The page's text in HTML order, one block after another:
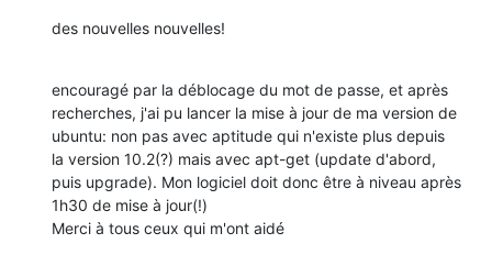
des nouvelles nouvelles!
encouragé par la déblocage du mot de passe, et après
recherches, j'ai pu lancer la mise à jour de ma version de
ubuntu: non pas avec aptitude qui n'existe plus depuis
la version 10.2(?) mais avec apt-get (update d'abord,
puis upgrade). Mon logiciel doit donc être à niveau après
1h30 de mise à jour(!)
Merci à tous ceux qui m'ont aidé